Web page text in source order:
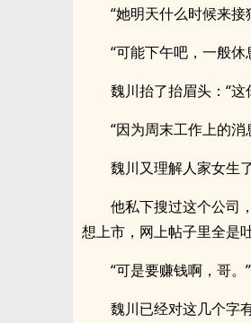
“她明天什么时候来接
“可能下午吧，一般
魏川抬了抬眉头：“这
“因为周末工作上的
魏川又理解人家女生
他私下搜过这个公司
想上市，网上帖子里全是
“可是要赚钱啊，哥。
魏川已经对这几个字